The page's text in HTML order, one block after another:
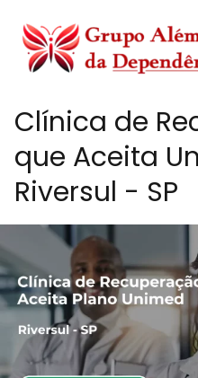
Clínica de
que Aceita
Riversul - SP